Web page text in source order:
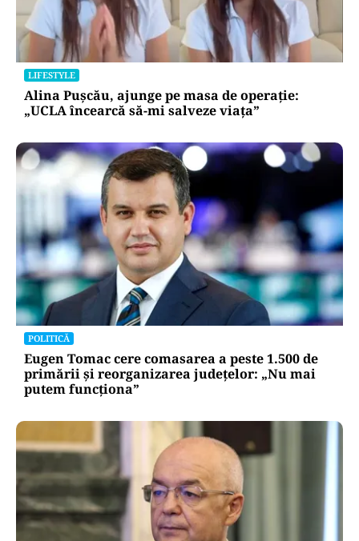
BUSINESS
TeraPlast (TRP) —Venituri în creștere,
profitabilitate sub presiune
LIFESTYLE
Alina Pușcău, ajunge pe masa de operație:
„UCLA încearcă să-mi salveze viața”